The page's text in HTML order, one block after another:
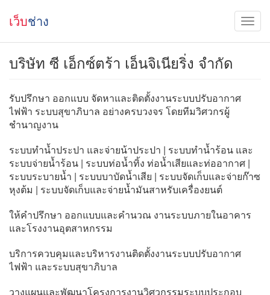
เว็บช่าง
บริษัท ซี เอ็กซ์ตร้า เอ็นจิเนียริ่ง จำกัด
รับปรึกษา ออกแบบ จัดหาและติดตั้งงานระบบปรับอากาศ
ไฟฟ้า ระบบสุขาภิบาล อย่างครบวงจร โดยทีมวิศวกรผู้
ชำนาญงาน
ระบบทำน้ำประปา และจ่ายน้าประปา | ระบบทำน้ำร้อน และ
ระบบจ่ายน้ำร้อน | ระบบท่อน้ำทิ้ง ท่อน้ำเสียและท่ออากาศ |
ระบบระบายน้ำ | ระบบบาบัดน้ำเสีย | ระบบจัดเก็บและจ่ายก๊าซ
หุงต้ม | ระบบจัดเก็บและจ่ายน้ำมันสาหรับเครื่องยนต์
ให้คำปรึกษา ออกแบบและคำนวณ งานระบบภายในอาคาร
และโรงงานอุตสาหกรรม
บริการควบคุมและบริหารงานติดตั้งงานระบบปรับอากาศ
ไฟฟ้า และระบบสุขาภิบาล
วางแผนและพัฒนาโครงการงานวิศวกรรมระบบประกอบ